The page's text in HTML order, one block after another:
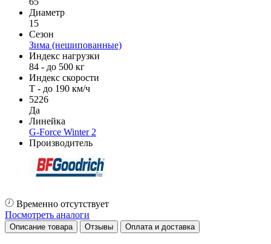
Диаметр
15
Сезон
Зима (нешипованные)
Индекс нагрузки
84 - до 500 кг
Индекс скорости
T - до 190 км/ч
5226
Да
Линейка
G-Force Winter 2
Производитель
Временно отсутствует
Посмотреть аналоги
Описание товара Отзывы Оплата и доставка